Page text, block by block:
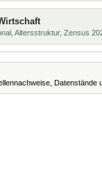
Altersstruktur, Zensus
Datenstände